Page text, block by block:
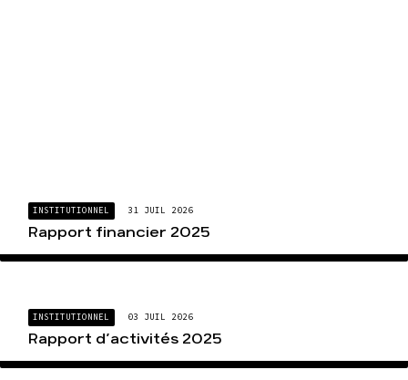
INSTITUTIONNEL 31 JUIL 2026
Rapport financier 2025
INSTITUTIONNEL 03 JUIL 2026
Rapport d’activités 2025